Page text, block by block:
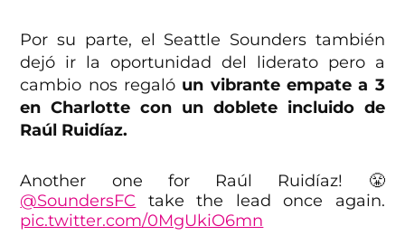
Por su parte, el Seattle Sounders también
dejó ir la oportunidad del liderato pero a
cambio nos regaló un vibrante empate a 3
en Charlotte con un doblete incluido de
Raúl Ruidíaz.
Another one for Raúl Ruidíaz! 😤
@SoundersFC take the lead once again.
pic.twitter.com/0MgUkiO6mn